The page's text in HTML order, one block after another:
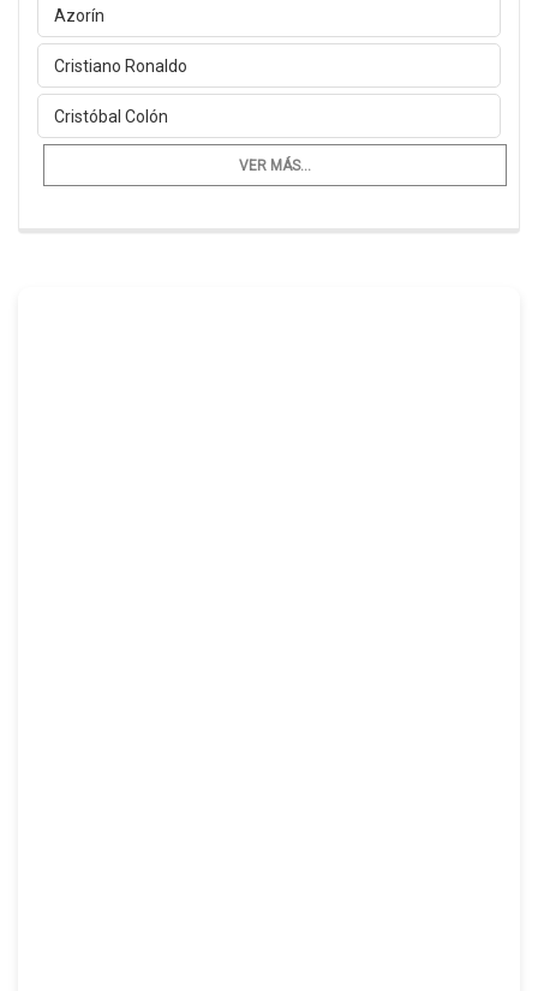
Azorín
Cristiano Ronaldo
Cristóbal Colón
VER MÁS...